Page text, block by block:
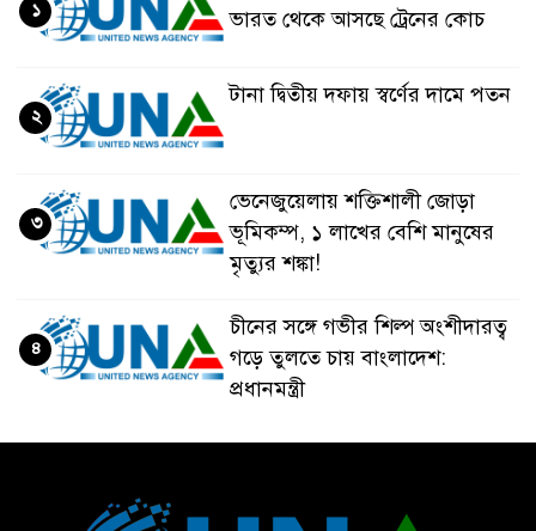
ভারত থেকে আসছে ট্রেনের কোচ
১
টানা দ্বিতীয় দফায় স্বর্ণের দামে পতন
২
ভেনেজুয়েলায় শক্তিশালী জোড়া
ভূমিকম্প, ১ লাখের বেশি মানুষের
মৃত্যুর শঙ্কা!
৩
চীনের সঙ্গে গভীর শিল্প অংশীদারত্ব
গড়ে তুলতে চায় বাংলাদেশ:
প্রধানমন্ত্রী
৪